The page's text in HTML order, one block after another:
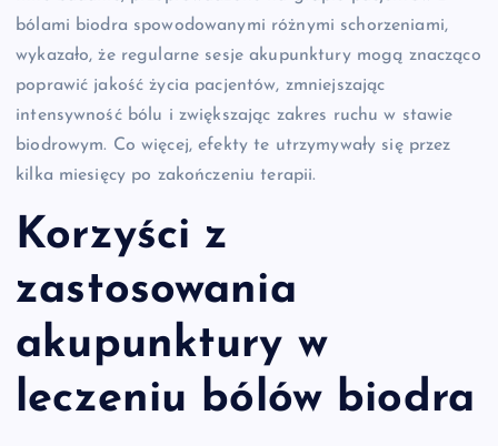
bólami biodra spowodowanymi różnymi schorzeniami,
wykazało, że regularne sesje akupunktury mogą znacząco
poprawić jakość życia pacjentów, zmniejszając
intensywność bólu i zwiększając zakres ruchu w stawie
biodrowym. Co więcej, efekty te utrzymywały się przez
kilka miesięcy po zakończeniu terapii.
Korzyści z
zastosowania
akupunktury w
leczeniu bólów biodra